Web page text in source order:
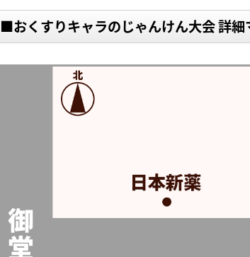
■おくすりキャラのじゃんけん大会 詳細